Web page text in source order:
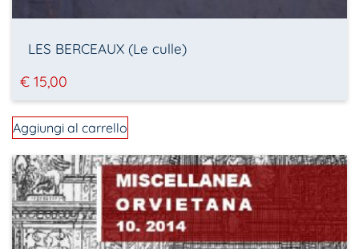
LES BERCEAUX (Le culle)
€ 15,00
Aggiungi al carrello